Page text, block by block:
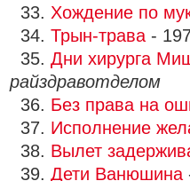
33. Хождение по
34. Трын-трава -
35. Дни хирурга
райздравотделом
36. Без права на
37. Исполнение
38. Вылет
39. Дети Ванюшина